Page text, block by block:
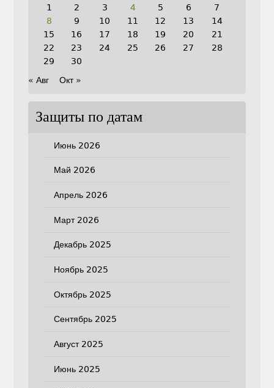
1
2 3 4 5 6
7
8
9 10 11 12 13
14
15
16 17 18 19 20
21
22
23 24 25 26 27
28
29
30
« Авг
Окт »
Защиты по датам
Июнь 2026
Май 2026
Апрель 2026
Март 2026
Декабрь 2025
Ноябрь 2025
Октябрь 2025
Сентябрь 2025
Август 2025
Июнь 2025